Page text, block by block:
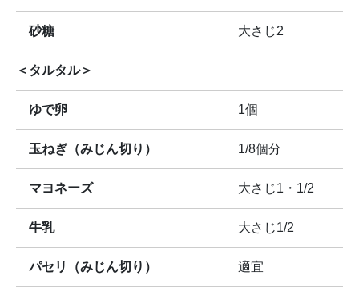
砂糖 大さじ2
＜タルタル＞
ゆで卵 1個
玉ねぎ（みじん切り） 1/8個分
マヨネーズ 大さじ1・1/2
牛乳 大さじ1/2
パセリ（みじん切り） 適宜